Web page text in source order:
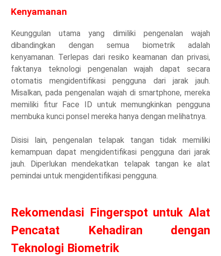
Kenyamanan
Keunggulan utama yang dimiliki pengenalan wajah
dibandingkan dengan semua biometrik adalah
kenyamanan. Terlepas dari resiko keamanan dan privasi,
faktanya teknologi pengenalan wajah dapat secara
otomatis mengidentifikasi pengguna dari jarak jauh.
Misalkan, pada pengenalan wajah di smartphone, mereka
memiliki fitur Face ID untuk memungkinkan pengguna
membuka kunci ponsel mereka hanya dengan melihatnya.
Disisi lain, pengenalan telapak tangan tidak memiliki
kemampuan dapat mengidentifikasi pengguna dari jarak
jauh. Diperlukan mendekatkan telapak tangan ke alat
pemindai untuk mengidentifikasi pengguna.
Rekomendasi Fingerspot untuk Alat
Pencatat Kehadiran dengan
Teknologi Biometrik